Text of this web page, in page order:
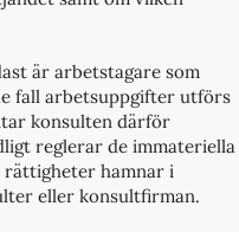
är arbetstagare som
fall arbetsuppgifter utförs
konsulten därför
reglerar de immateriella
hamnar i
eller konsultfirman.